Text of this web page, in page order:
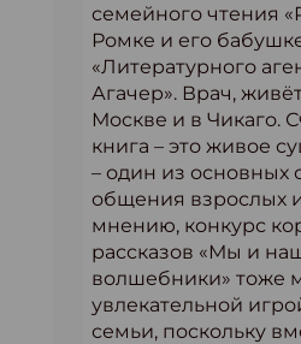
семейного чтения
Ромке и его
«Литературного
Агачер». Врач,
Москве и в Чикаго.
книга – это живое
– один из основных
общения взрослых
мнению, конкурс
рассказов «Мы и
волшебники» тоже
увлекательной
семьи, поскольку